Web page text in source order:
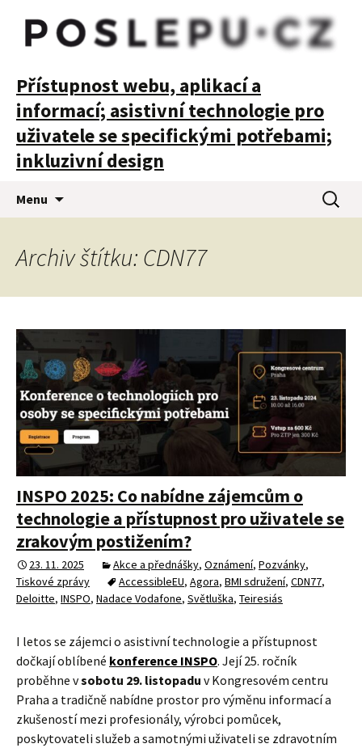
POSLEPU
Přístupnost webu, aplikací a
informací; asistivní technologie pro
uživatele se specifickými potřebami;
inkluzivní design
Menu
webu
Archiv štítku: CDN77
INSPO 2025: Co nabídne zájemcům o
technologie a přístupnost pro uživatele se
zrakovým postižením?
23. 11. 2025 Akce a přednášky, Oznámení, Pozvánky,
Tiskové zprávy
AccessibleEU, Agora, BMI sdružení, CDN77,
Deloitte, INSPO, Nadace Vodafone, Světluška, Teiresiás
I letos se zájemci o asistivní technologie a přístupnost
dočkají oblíbené konference INSPO. Její 25. ročník
proběhne vsobotu 29. listopadu v Kongresovém centru
Praha a tradičně nabídne prostor pro výměnu informací a
zkušeností mezi profesionály, výrobci pomůcek,
poskytovateli služeb a samotnými uživateli se zdravotním